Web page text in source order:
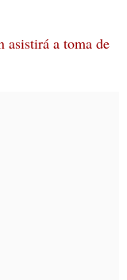
asistirá a toma de